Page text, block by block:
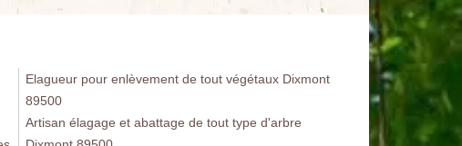
Elagueur pour enlèvement de tout végétaux Dixmont
89500
Artisan élagage et abattage de tout type d'arbre